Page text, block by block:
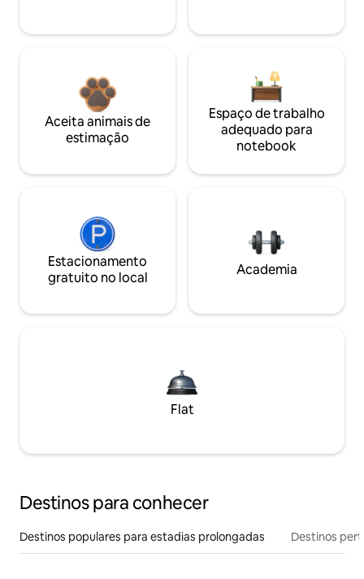
Aceita animais de
estimação
Espaço de trabalho
adequado para
notebook
Estacionamento
gratuito no local
Academia
Flat
Destinos para conhecer
Destinos populares para estadias prolongadas Destinos